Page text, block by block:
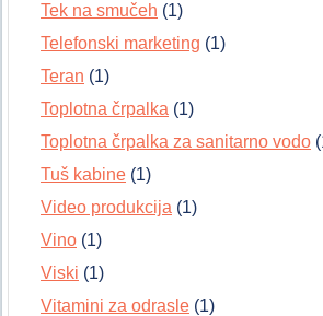
Tek na smučeh (1)
Telefonski marketing (1)
Teran (1)
Toplotna črpalka (1)
Toplotna črpalka za sanitarno vodo
Tuš kabine (1)
Video produkcija (1)
Vino (1)
Viski (1)
Vitamini za odrasle (1)